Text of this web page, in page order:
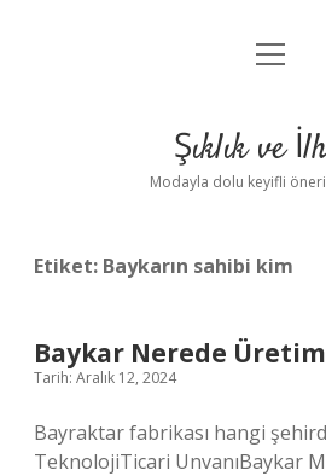
Anasayfa
Yasal Uyarı
menüyü
Şıklık ve
Modayla dolu keyifli
Etiket: Baykarın sahibi kim
Baykar Nerede Üretim
Tarih: Aralık 12, 2024
Bayraktar fabrikası hangi
TeknolojiTicari UnvanıBaykar